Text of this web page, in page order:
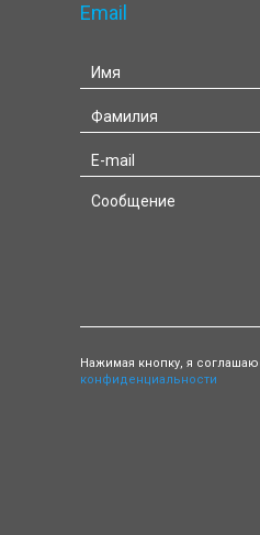
Email
Нажимая кнопку, я
конфиденциальности